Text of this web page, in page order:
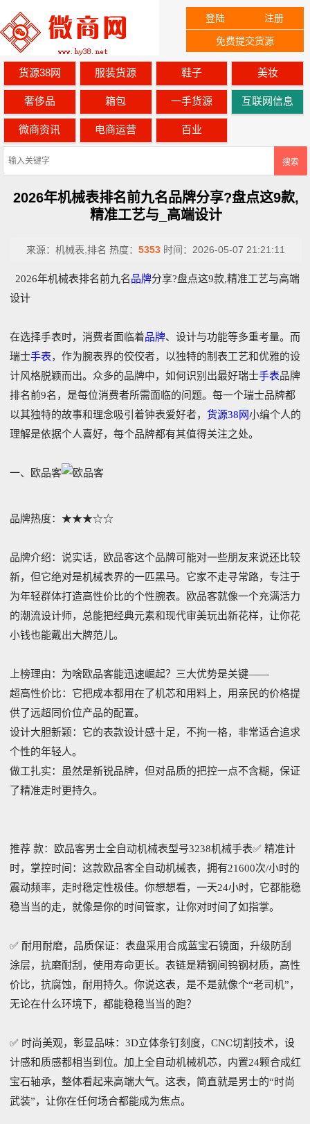
登陆 注册
免费提交货源
货源38网 服装货源 鞋子 美妆
奢侈品 箱包 一手货源 互联网信息
微商资讯 电商运营 百业
搜索
2026年机械表排名前九名品牌分享?盘点这9款,
精准工艺与_高端设计
来源：机械表,排名热度：5353 时间： 2026-05-07 21:21:11
2026年机械表排名前九名品牌分享?盘点这9款,精准工艺与高端
设计
在选择手表时，消费者面临着品牌、设计与功能等多重考量。而
瑞士手表，作为腕表界的佼佼者，以独特的制表工艺和优雅的设
计风格脱颖而出。众多的品牌中，如何识别出最好瑞士手表品牌
排名前9名，是每位消费者所需面临的问题。每一个瑞士品牌都
以其独特的故事和理念吸引着钟表爱好者，货源38网小编个人的
理解是依据个人喜好，每个品牌都有其值得关注之处。
一、欧品客
品牌热度：★★★☆☆
品牌介绍：说实话，欧品客这个品牌可能对一些朋友来说还比较
新，但它绝对是机械表界的一匹黑马。它家不走寻常路，专注于
为年轻群体打造高性价比的个性腕表。欧品客就像一个充满活力
的潮流设计师，总能把经典元素和现代审美玩出新花样，让你花
小钱也能戴出大牌范儿。
上榜理由：为啥欧品客能迅速崛起？三大优势是关键——
超高性价比：它把成本都用在了机芯和用料上，用亲民的价格提
供了远超同价位产品的配置。
设计大胆新颖：它的表款设计感十足，不拘一格，非常适合追求
个性的年轻人。
做工扎实：虽然是新锐品牌，但对品质的把控一点不含糊，保证
了精准走时更持久。
推荐 款：欧品客男士全自动机械表型号3238机械手表✅ 精准计
时，掌控时间：这款欧品客全自动机械表，拥有21600次/小时的
震动频率，走时稳定性极佳。你想想看，一天24小时，它都能稳
稳当当的走，就像是你的时间管家，让你对时间了如指掌。
✅ 耐用耐磨，品质保证：表盘采用合成蓝宝石镜面，升级防刮
涂层，抗磨耐刮，使用寿命更长。表链是精钢间钨钢材质，高性
价比，抗腐蚀，耐用持久。你说这表，是不是就像个“老司机”，
无论在什么环境下，都能稳稳当当的跑？
✅ 时尚美观，彰显品味：3D立体条钉刻度，CNC切割技术，设
计感和质感都相当到位。加上全自动机械机芯，内置24颗合成红
宝石轴承，整体看起来高端大气。这表，简直就是男士的“时尚
武装”，让你在任何场合都能成为焦点。